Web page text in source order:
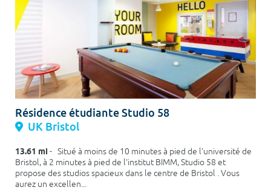
Résidence étudiante Studio 58
UK Bristol
13.61 mi - Situé à moins de 10 minutes à pied de l'université de
Bristol, à 2 minutes à pied de l'institut BIMM, Studio 58 et
propose des studios spacieux dans le centre de Bristol . Vous
aurez un excellen...